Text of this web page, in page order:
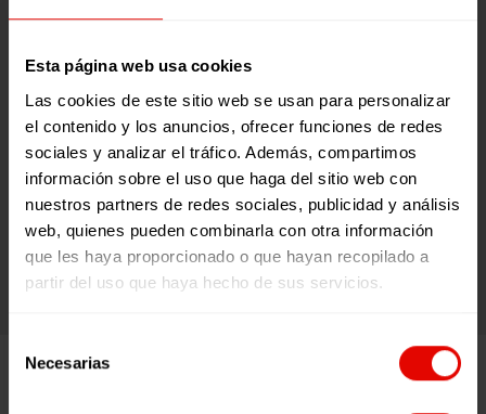
Esta página web usa cookies
Las cookies de este sitio web se usan para personalizar
el contenido y los anuncios, ofrecer funciones de redes
sociales y analizar el tráfico. Además, compartimos
información sobre el uso que haga del sitio web con
nuestros partners de redes sociales, publicidad y análisis
web, quienes pueden combinarla con otra información
que les haya proporcionado o que hayan recopilado a
partir del uso que haya hecho de sus servicios.
Necesarias
Contarás conapuntes, recursos
audiovisuales, foros de
construcción colectiva, tareas
y recursos de autoevaluación.